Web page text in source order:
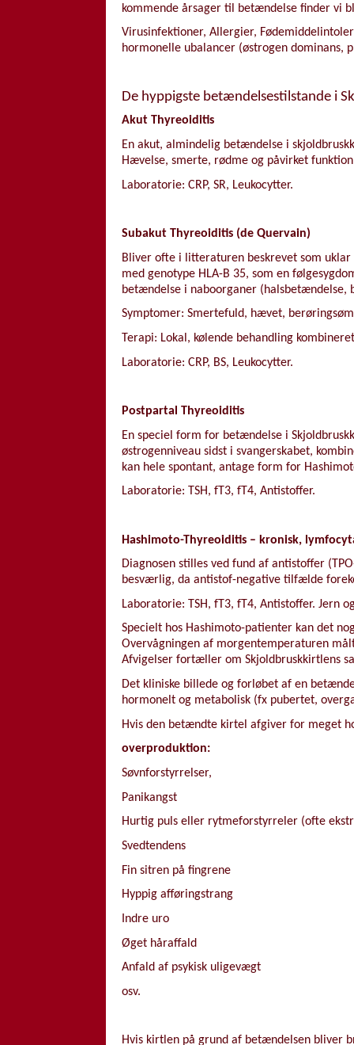
kommende årsager til betændelse finder vi
Virusinfektioner, Allergier,
hormonelle ubalancer (østrogen dominans,
De hyppigste betændelsestilstande i
Akut Thyreoiditis
En akut, almindelig betændelse i
Hævelse, smerte, rødme og påvirket
Laboratorie: CRP, SR, Leukocytter.
Subakut Thyreoiditis (de Quervain)
Bliver ofte i litteraturen beskrevet som
med genotype HLA-B 35, som en
betændelse i naboorganer (halsbetændelse,
Symptomer: Smertefuld, hævet,
Terapi: Lokal, kølende behandling
Laboratorie: CRP, BS, Leukocytter.
Postpartal Thyreoiditis
En speciel form for betændelse i
østrogenniveau sidst i svangerskabet,
kan hele spontant, antage form for
Laboratorie: TSH, fT3, fT4, Antistoffer.
Hashimoto-Thyreoiditis – kronisk,
Diagnosen stilles ved fund af antistoffer
besværlig, da antistof-negative tilfælde
Laboratorie: TSH, fT3, fT4, Antistoffer. Jern
Specielt hos Hashimoto-patienter kan det
Overvågningen af morgentemperaturen
Afvigelser fortæller om Skjoldbruskkirtlens
Det kliniske billede og forløbet af en
hormonelt og metabolisk (fx pubertet,
Hvis den betændte kirtel afgiver for meget
overproduktion:
Søvnforstyrrelser,
Panikangst
Hurtig puls eller rytmeforstyrreler (ofte
Svedtendens
Fin sitren på fingrene
Hyppig afføringstrang
Indre uro
Øget håraffald
Anfald af psykisk uligevægt
osv.
Hvis kirtlen på grund af betændelsen bliver